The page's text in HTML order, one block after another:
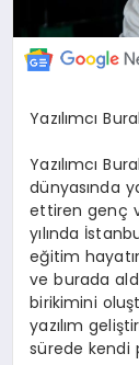
Yazılımcı
Yazılımcı
dünyasında
ettiren genç
yılında
eğitim
ve burada
birikimini
yazılım
sürede kendi